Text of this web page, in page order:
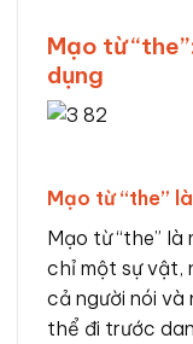
Mạo từ
dụng
Mạo từ “the”
Mạo từ “the”
chỉ một sự vật,
cả người nói và
thể đi trước